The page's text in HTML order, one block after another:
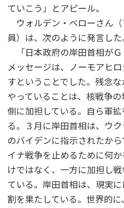
ていこう」とアピール。
ウォルデン・ベローさん
員）は、次のように発言した
「日本政府の岸田首相がＧ
メッセージは、ノーモアヒ
すということでした。残念
やっていることは、核戦争
側に加担している。自ら軍
る。３月に岸田首相は、ウ
のバイデンに指示されたか
イナ戦争を止めるために何
けではなく、一方に加担し
ている。岸田首相は、現実
割を果たしている。世界的